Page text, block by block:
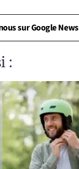
sur Google News
: